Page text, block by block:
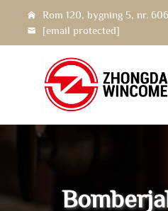
Rom 120, bygning 5, nr.
[email protected]